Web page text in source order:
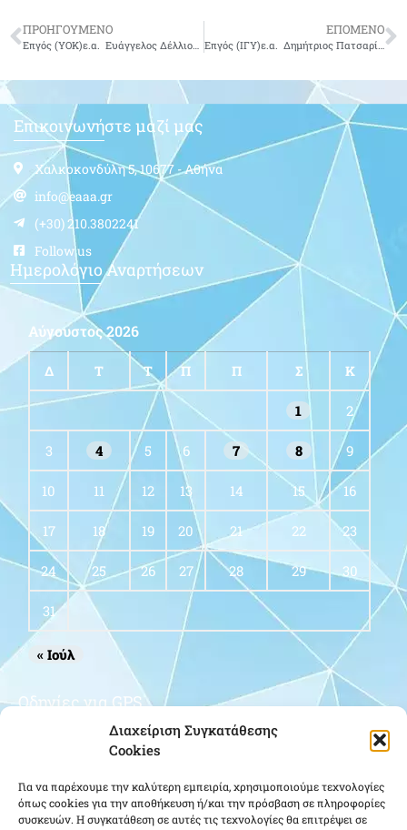
Διαχείριση Συγκατάθεσης
Cookies
Για να παρέχουμε την καλύτερη εμπειρία, χρησιμοποιούμε τεχνολογίες
όπως cookies για την αποθήκευση ή/και την πρόσβαση σε πληροφορίες
συσκευών. Η συγκατάθεση σε αυτές τις τεχνολογίες θα επιτρέψει σε
ΠΡΟΗΓΟΥΜΕΝΟ
Επγός (ΥΟΚ)ε.α. Ευάγγελος Δέλλιος του Αστερίου-δεν είναι πια μαζί μας
ΕΠΟΜΕΝΟ
Επγός (ΙΓΥ)ε.α. Δημήτριος Πατσαρίκας του Νικολάου-δεν είναι πια μαζί μας
Επικοινωνήστε μαζί μας
Χαλκοκονδύλη 5, 10677 - Αθήνα
info@eaaa.gr
(+30) 210.3802241
Follow us
Ημερολόγιο Αναρτήσεων
Αύγουστος 2026
Δ Τ Τ Π Π Σ Κ
1 2
3 4 5 6 7 8 9
10 11 12 13 14 15 16
17 18 19 20 21 22 23
24 25 26 27 28 29 30
31
« Ιούλ
Οδηγίες για GPS